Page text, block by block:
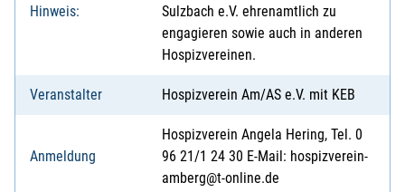
Hinweis:
Sulzbach e.V. ehrenamtlich zu
engagieren sowie auch in anderen
Hospizvereinen.
Veranstalter Hospizverein Am/AS e.V. mit KEB
Anmeldung
Hospizverein Angela Hering, Tel. 0
96 21/1 24 30 E-Mail: hospizverein-
amberg@t-online.de